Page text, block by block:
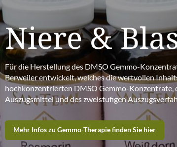
Niere &
Für die Herstellung des DMSO Gemmo-
Berweiler entwickelt, welches die wertvollen
hochkonzentrierten DMSO Gemmo-Konzentrate,
Auszugsmittel und des zweistufigen
Mehr Infos zu Gemmo-Therapie finden Sie hier